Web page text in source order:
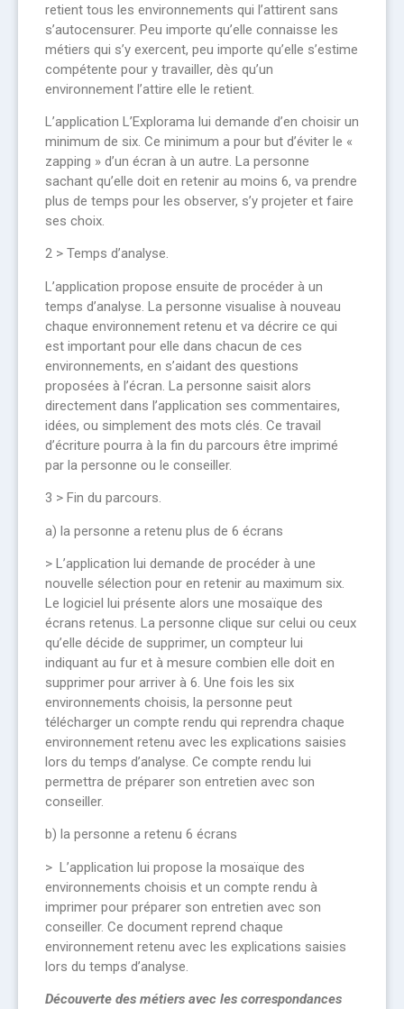
retient tous les environnements qui l’attirent sans
s’autocensurer. Peu importe qu’elle connaisse les
métiers qui s’y exercent, peu importe qu’elle s’estime
compétente pour y travailler, dès qu’un
environnement l’attire elle le retient.
L’application L’Explorama lui demande d’en choisir un
minimum de six. Ce minimum a pour but d’éviter le «
zapping » d’un écran à un autre. La personne
sachant qu’elle doit en retenir au moins 6, va prendre
plus de temps pour les observer, s’y projeter et faire
ses choix.
2 > Temps d’analyse.
L’application propose ensuite de procéder à un
temps d’analyse. La personne visualise à nouveau
chaque environnement retenu et va décrire ce qui
est important pour elle dans chacun de ces
environnements, en s’aidant des questions
proposées à l’écran. La personne saisit alors
directement dans l’application ses commentaires,
idées, ou simplement des mots clés. Ce travail
d’écriture pourra à la fin du parcours être imprimé
par la personne ou le conseiller.
3 > Fin du parcours.
a) la personne a retenu plus de 6 écrans
> L’application lui demande de procéder à une
nouvelle sélection pour en retenir au maximum six.
Le logiciel lui présente alors une mosaïque des
écrans retenus. La personne clique sur celui ou ceux
qu’elle décide de supprimer, un compteur lui
indiquant au fur et à mesure combien elle doit en
supprimer pour arriver à 6. Une fois les six
environnements choisis, la personne peut
télécharger un compte rendu qui reprendra chaque
environnement retenu avec les explications saisies
lors du temps d’analyse. Ce compte rendu lui
permettra de préparer son entretien avec son
conseiller.
b) la personne a retenu 6 écrans
> L’application lui propose la mosaïque des
environnements choisis et un compte rendu à
imprimer pour préparer son entretien avec son
conseiller. Ce document reprend chaque
environnement retenu avec les explications saisies
lors du temps d’analyse.
Découverte des métiers avec les correspondances